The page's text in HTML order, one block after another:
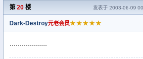
第 20 楼 发表于 2003-06-09
Dark-Destroy元老会员★★★★★